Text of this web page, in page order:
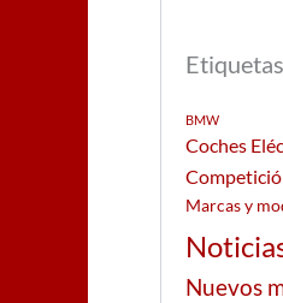
BMW
Coches
Marcas y
Nuevos